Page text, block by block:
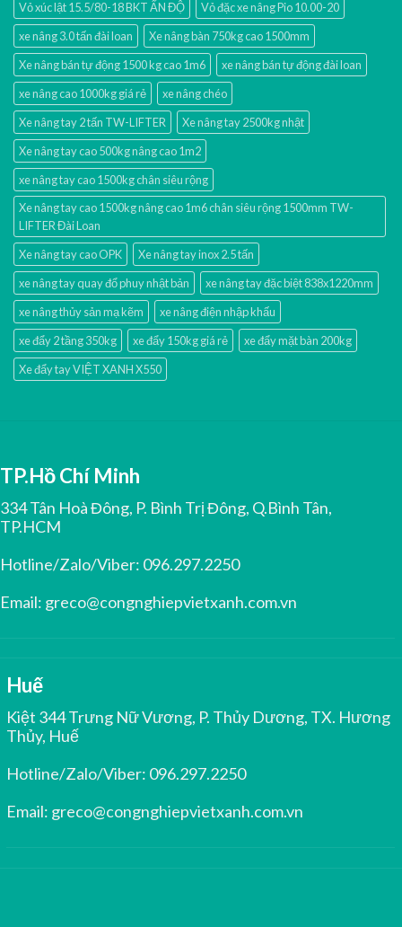
Vỏ xúc lật 15.5/80-18 BKT ẤN ĐỘ
Vỏ đặc xe nâng Pio 10.00-20
xe nâng 3.0 tấn đài loan
Xe nâng bàn 750kg cao 1500mm
Xe nâng bán tự động 1500 kg cao 1m6
xe nâng bán tự động đài loan
xe nâng cao 1000kg giá rẻ
xe nâng chéo
Xe nâng tay 2 tấn TW-LIFTER
Xe nâng tay 2500kg nhật
Xe nâng tay cao 500kg nâng cao 1m2
xe nâng tay cao 1500kg chân siêu rộng
Xe nâng tay cao 1500kg nâng cao 1m6 chân siêu rộng 1500mm TW-
LIFTER Đài Loan
Xe nâng tay cao OPK
Xe nâng tay inox 2.5 tấn
xe nâng tay quay đổ phuy nhật bản
xe nâng tay đặc biệt 838x1220mm
xe nâng thủy sản mạ kẽm
xe nâng điện nhập khấu
xe đẩy 2 tầng 350kg
xe đẩy 150kg giá rẻ
xe đẩy mặt bàn 200kg
Xe đẩy tay VIỆT XANH X550
TP.Hồ Chí Minh
334 Tân Hoà Đông, P. Bình Trị Đông, Q.Bình Tân,
TP.HCM
Hotline/Zalo/Viber: 096.297.2250
Email: greco@congnghiepvietxanh.com.vn
Huế
Kiệt 344 Trưng Nữ Vương, P. Thủy Dương, TX. Hương
Thủy, Huế
Hotline/Zalo/Viber: 096.297.2250
Email: greco@congnghiepvietxanh.com.vn